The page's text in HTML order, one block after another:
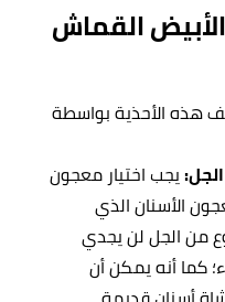
القماش
هذه الأحذية بواسطة
يجب اختيار معجون
الأسنان الذي
من الجل لن يجدي
كما أنه يمكن أن